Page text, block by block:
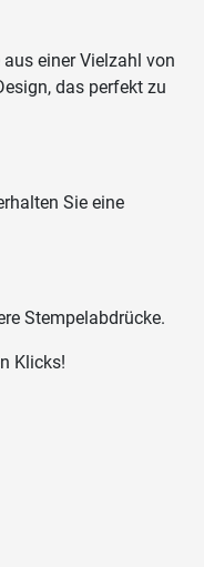
einer Vielzahl von
das perfekt zu
Sie eine
Stempelabdrücke.
Klicks!